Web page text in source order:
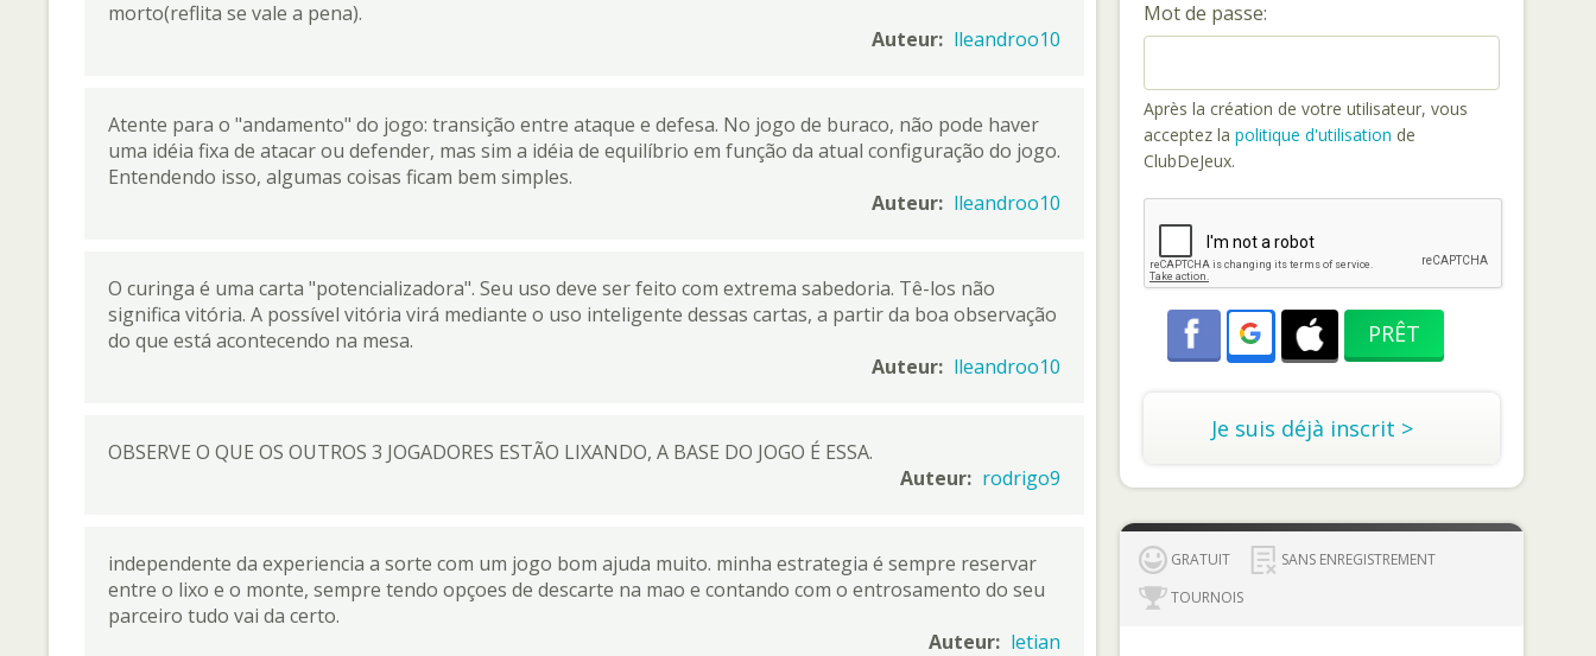
morto(reflita se vale a pena).
Auteur: lleandroo10
Atente para o "andamento" do jogo: transição entre ataque e defesa. No jogo de buraco, não pode haver
uma idéia fixa de atacar ou defender, mas sim a idéia de equilíbrio em função da atual configuração do jogo.
Entendendo isso, algumas coisas ficam bem simples.
Auteur: lleandroo10
O curinga é uma carta "potencializadora". Seu uso deve ser feito com extrema sabedoria. Tê-los não
significa vitória. A possível vitória virá mediante o uso inteligente dessas cartas, a partir da boa observação
do que está acontecendo na mesa.
Auteur: lleandroo10
OBSERVE O QUE OS OUTROS 3 JOGADORES ESTÃO LIXANDO, A BASE DO JOGO É ESSA.
Auteur: rodrigo9
independente da experiencia a sorte com um jogo bom ajuda muito. minha estrategia é sempre reservar
entre o lixo e o monte, sempre tendo opçoes de descarte na mao e contando com o entrosamento do seu
parceiro tudo vai da certo.
Auteur: letian
Mot de passe:
Après la création de votre utilisateur, vous
acceptez la politique d'utilisation de
ClubDeJeux.
Je suis déjà inscrit >
GRATUIT
SANS ENREGISTREMENT
TOURNOIS